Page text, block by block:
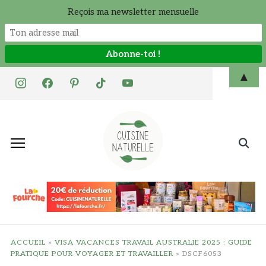
instagramfacebookpinteresttiktok youtube
Search
ACCUEIL » VISA VACANCES TRAVAIL AUSTRALIE 2025 : GUIDE
PRATIQUE POUR VOYAGER ET TRAVAILLER » DSCF6053
Reçois ma newsletter mensuelle
▲